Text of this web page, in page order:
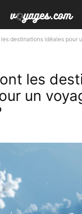
destinations idéales pour
les
un